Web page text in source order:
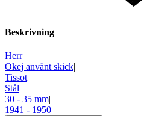
Beskrivning
Herr|
Okej använt skick|
Tissot|
Stål|
30 - 35 mm|
1941 - 1950